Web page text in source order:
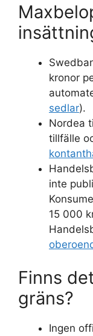
kronor
sedlar).
Nordea
tillfälle
inte
15 000
Finns
gräns?
Ingen